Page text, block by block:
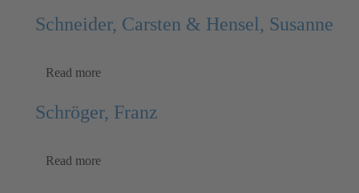
Schneider, Carsten & Hensel, Susanne
Read more
Schröger, Franz
Read more